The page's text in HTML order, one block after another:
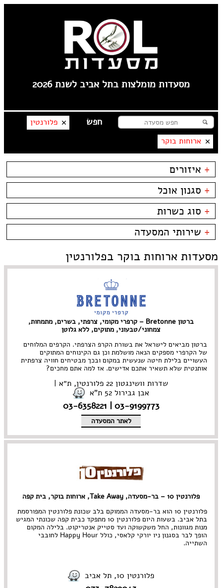
מסעדות מומלצות בתל אביב לשנת 2026
פלורנטין
ארוחות בוקר
+ איזורים
פלורנטין
----
טיילת תל אביב
צפון תל אביב
קרליבך
צפון ישן
צהלה
לילינבלום
הארבעה • עזריאלי
נווה צדק • מתחם התחנה
נחלת בנימין
נמל תל אביב
מתחם שרונה
צפון תל אביב • רמת החייל
רוטשילד והסביבה
+ סגנון אוכל
בשרים
דגים
פירות ים
צרפתי
סושי
אירועים
ביסטרו
בית קפה
בר מסעדה
גורמה
גריל בר
גרוזיני
הודי
הופעות
חומוס
חלבי
טאפאס בר
יהודי
יווני
ים תיכוני
מקסיקני
מרוקאי
פיוז'ן
פיצרייה
צמחוני/ טבעוני
קונדיטוריה
קייטרינג
רוסי
תאילנדי
תבשילים
+ סוג כשרות
כשרות
כשר למהדרין
+ שירותי המסעדה
משלוחים
מסעדות ארוחות בוקר בפלורנטין
ברטון Bretonne – קרפרי מקומי, צרפתי, בשרים, מתמחות,
צמחוני/טבעוני, מתוקים, ללא גלוטן
ברטון מביאים לישראל את בשורת הקרפ הצרפתי. הקרפים המלוחים
של הקרפרי מספקים הנאה מושלמת וכן גם הקינוחים המתוקים
העשויים בלילת חיטה שנעשית במקום ובכך מבטיחים חוויה צרפתית
אותנטית שלא תשאיר אתכם אדישים. אז למה אתם מחכים?
שדרות וושינגטון 22 פלורנטין, ת״א |
אבן גבירול 52 ת”א
03-9199773 | 03-6358221
לאתר המסעדה
פלורנטין 10 – בר-מסעדה, Take Away, ארוחות בוקר, בית קפה
פלורנטין 10 הוא בר-מסעדה הממוקם בלב שכונת פלורנטין המפורסמת
בתל אביב. בשעות היום פלורנטין 10 מתפקד כבית קפה שכונתי המגיש
מנות מגוונות, החל משקשוקה ועד סטייק אנטריקוט. בלילה המקום
הופך לבר בסגנון ניו יורקי קלאסי, כולל Happy Hour לחובבי
השתייה.
פלורנטין 10, תל אביב